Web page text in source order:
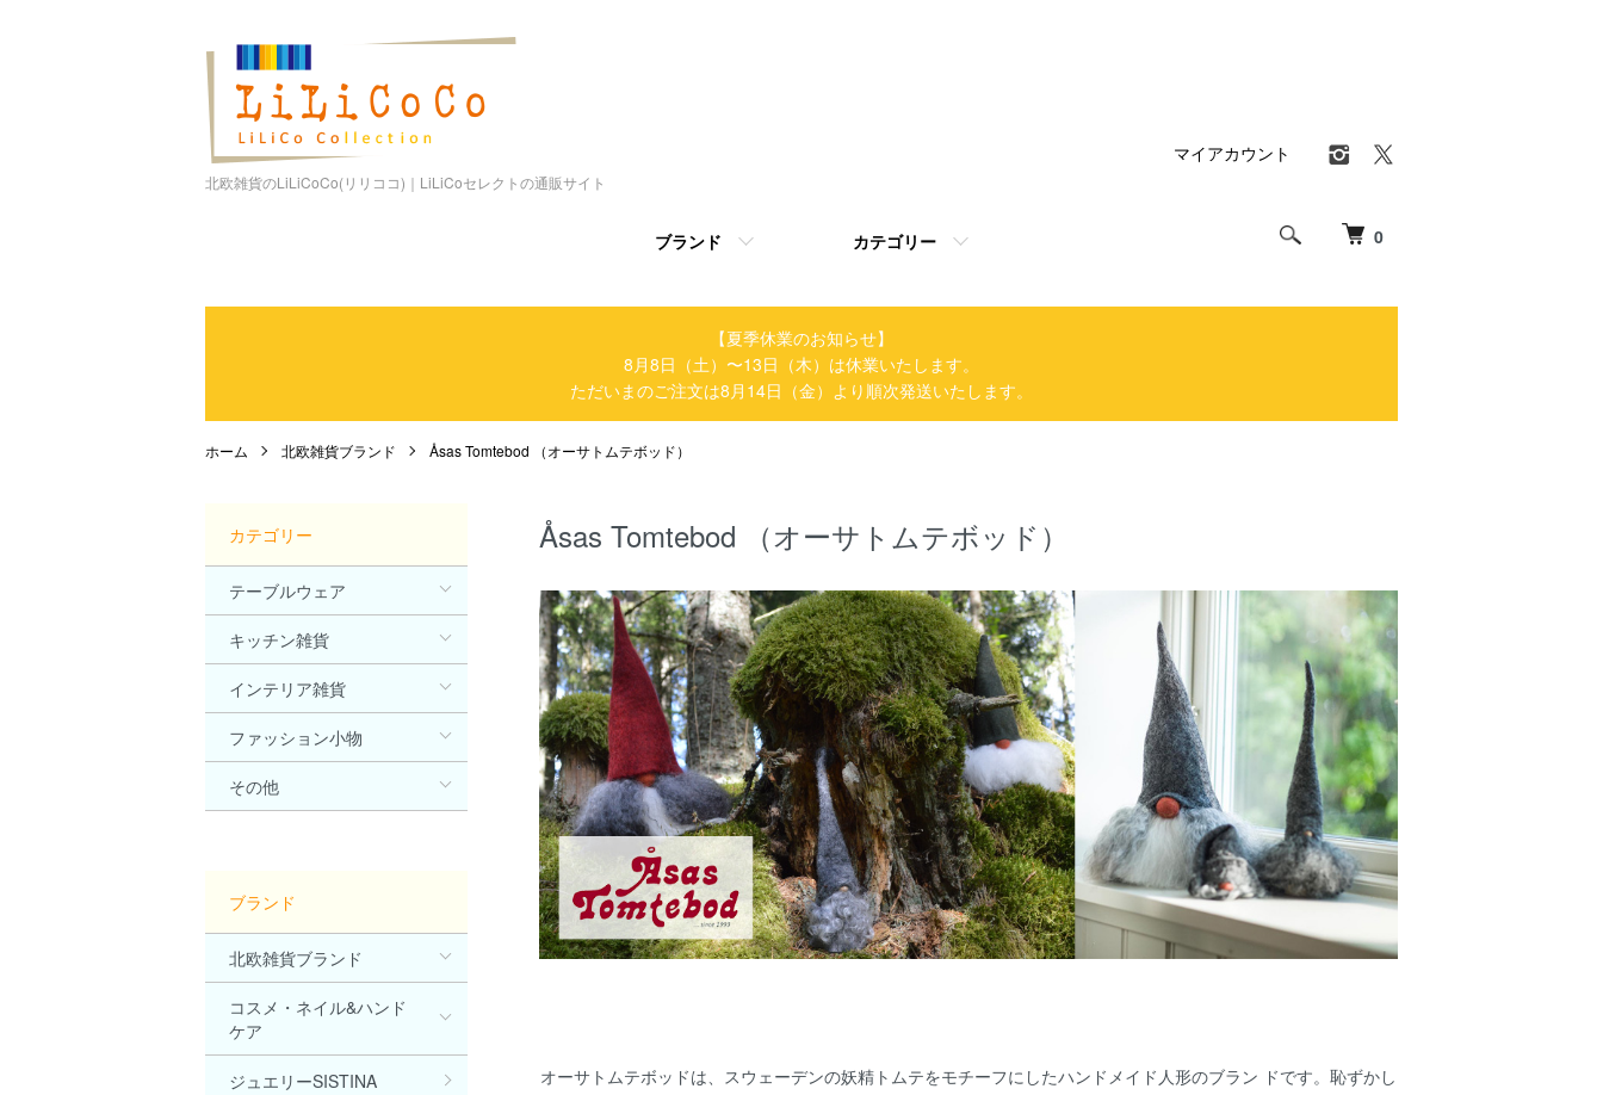
北欧雑貨のLiLiCoCo(リリココ)｜LiLiCoセレクトの通販サイト
0
ブランド カテゴリー
マイアカウント
【夏季休業のお知らせ】
8月8日（土）〜13日（木）は休業いたします。
ただいまのご注文は8月14日（金）より順次発送いたします。
ホーム 北欧雑貨ブランド Åsas Tomtebod （オーサトムテボッド）
Åsas Tomtebod （オーサトムテボッド）
オーサトムテボッドは、スウェーデンの妖精トムテをモチーフにしたハンドメイド人形のブラン ドです。恥ずかし
カテゴリー
テーブルウェア
キッチン雑貨
インテリア雑貨
ファッション小物
その他
ブランド
北欧雑貨ブランド
コスメ・ネイル&ハンド
ケア
ジュエリーSISTINA